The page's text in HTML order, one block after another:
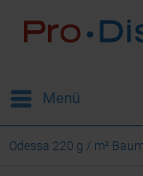
Menü
Odessa 220 g / m²